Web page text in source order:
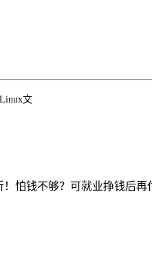
文
怕钱不够？可就业挣钱后